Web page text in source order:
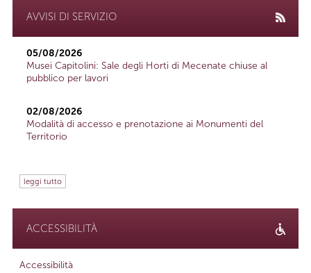
AVVISI DI SERVIZIO
05/08/2026
Musei Capitolini: Sale degli Horti di Mecenate chiuse al
pubblico per lavori
02/08/2026
Modalità di accesso e prenotazione ai Monumenti del
Territorio
leggi tutto
ACCESSIBILITÀ
Accessibilità